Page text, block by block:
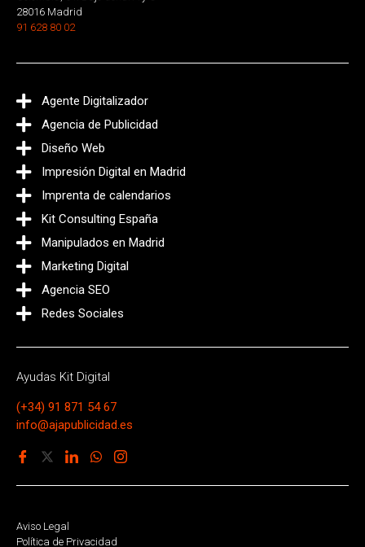
28016 Madrid
91 628 80 02
Agente Digitalizador
Agencia de Publicidad
Diseño Web
Impresión Digital en Madrid
Imprenta de calendarios
Kit Consulting España
Manipulados en Madrid
Marketing Digital
Agencia SEO
Redes Sociales
Ayudas Kit Digital
(+34) 91 871 54 67
info@ajapublicidad.es
Aviso Legal
Política de Privacidad